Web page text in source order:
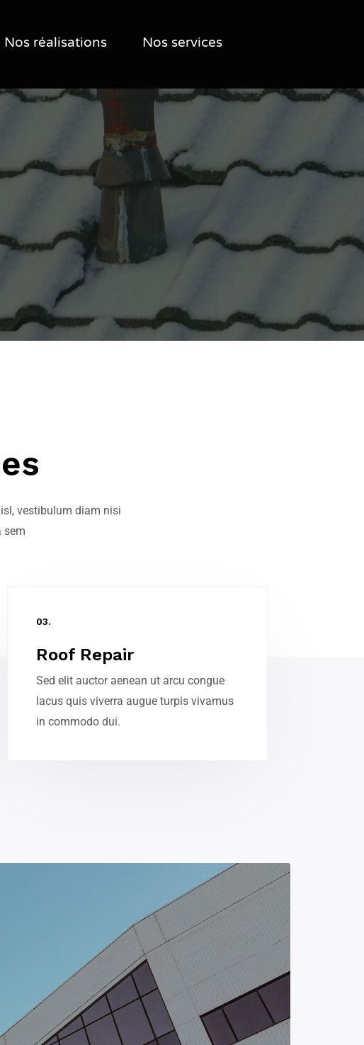
Nos réalisations Nos services
vestibulum diam nisi
sem
03.
Roof Repair
Sed elit auctor aenean ut arcu congue
lacus quis viverra augue turpis vivamus
in commodo dui.